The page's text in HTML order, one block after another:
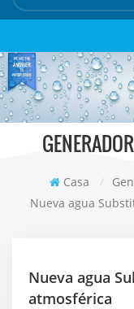
Casa /
Nueva agua
Nueva agua
atmosférica